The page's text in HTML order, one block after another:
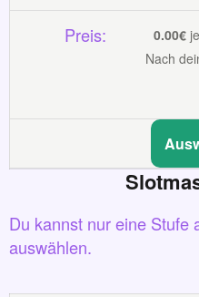
0.00€
Nach
Du kannst nur eine Stufe
auswählen.